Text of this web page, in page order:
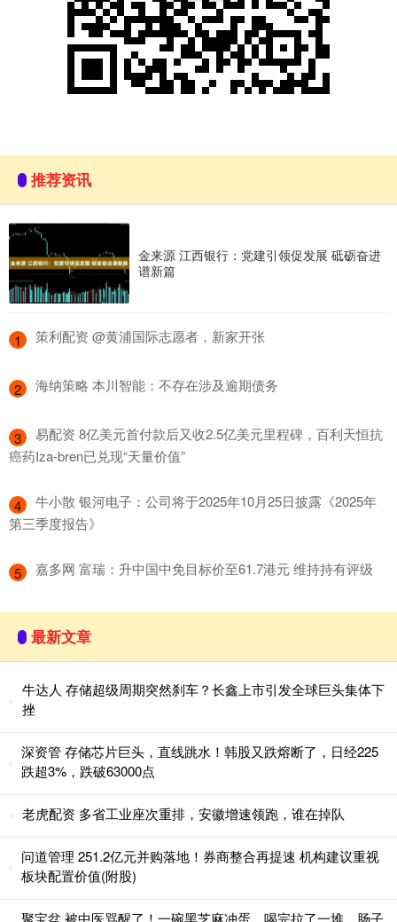
推荐资讯
金来源 江西银行：党建引领促发展 砥砺奋进
谱新篇
1 ​策利配资 @黄浦国际志愿者，新家开张
2 ​海纳策略 本川智能：不存在涉及逾期债务
3
​易配资 8亿美元首付款后又收2.5亿美元里程碑，百利天恒抗
癌药Iza-bren已兑现“天量价值”
4
​牛小散 银河电子：公司将于2025年10月25日披露《2025年
第三季度报告》
5 ​嘉多网 富瑞：升中国中免目标价至61.7港元 维持持有评级
最新文章
牛达人 存储超级周期突然刹车？长鑫上市引发全球巨头集体下
挫
深资管 存储芯片巨头，直线跳水！韩股又跌熔断了，日经225
跌超3%，跌破63000点
老虎配资 多省工业座次重排，安徽增速领跑，谁在掉队
问道管理 251.2亿元并购落地！券商整合再提速 机构建议重视
板块配置价值(附股)
聚宝盆 被中医骂醒了！一碗黑芝麻冲蛋，喝完拉了一堆，肠子